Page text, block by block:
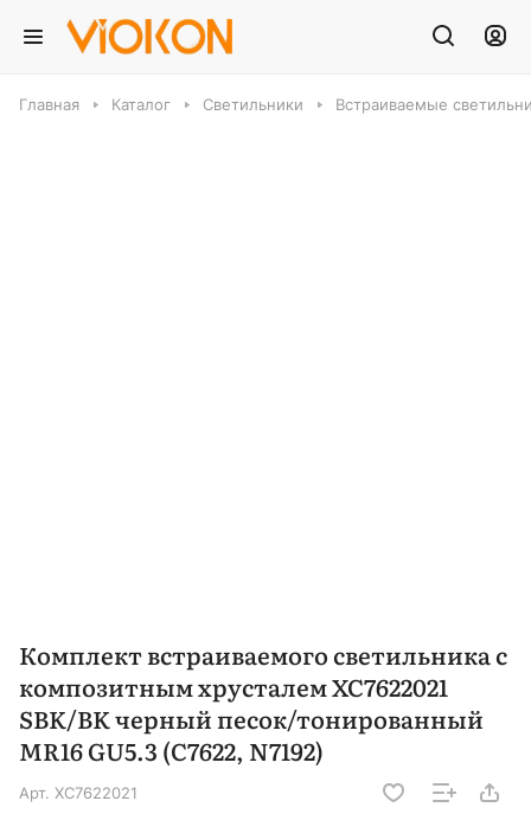
Главная Каталог Светильники Встраиваемые
Комплект встраиваемого светильника с
композитным хрусталем XC7622021
SBK/BK черный песок/тонированный
MR16 GU5.3 (C7622, N7192)
Арт. XC7622021